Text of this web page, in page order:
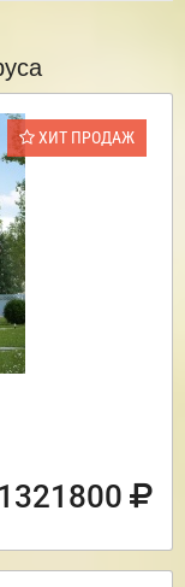
ХИТ ПРОДАЖ